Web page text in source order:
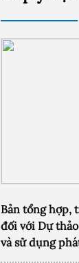
Bản tổng hợp,
đối với Dự
và sử dụng